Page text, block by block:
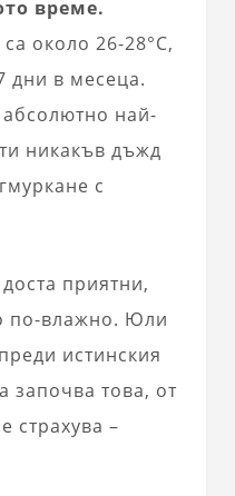
време.
около 26-28°C,
дни в месеца.
най-
никакъв дъжд
с
приятни,
по-влажно. Юли
истинския
започва това, от
страхува –